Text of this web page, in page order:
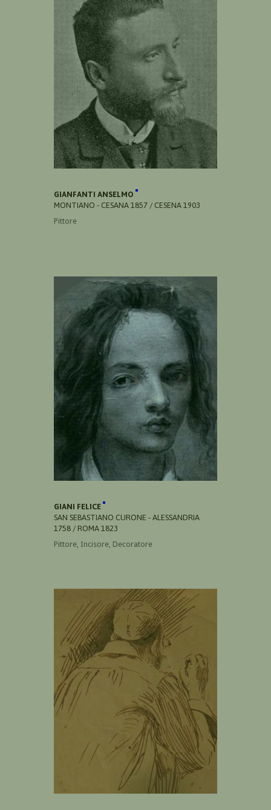
GIANFANTI ANSELMO
MONTIANO - CESANA 1857 / CESENA 1903
Pittore
GIANI FELICE
SAN SEBASTIANO CURONE - ALESSANDRIA
1758 / ROMA 1823
Pittore, Incisore, Decoratore